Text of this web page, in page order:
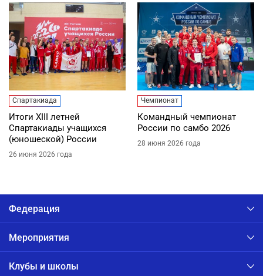
Спартакиада
Итоги XIII летней
Спартакиады учащихся
(юношеской) России
26 июня 2026 года
Чемпионат
Командный чемпионат
России по самбо 2026
28 июня 2026 года
Федерация
Мероприятия
Клубы и школы